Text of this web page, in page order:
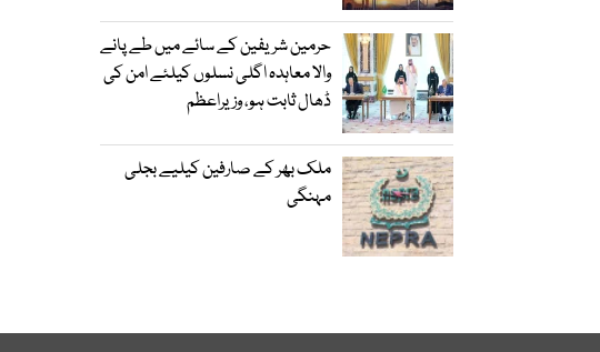
حرمین شریفین کے سائے میں طے پانے
والا معاہدہ اگلی نسلوں کیلئے امن کی
ڈھال ثابت ہو، وزیراعظم
ملک بھر کے صارفین کیلیے بجلی
مہنگی